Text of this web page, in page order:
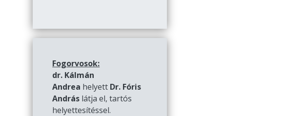
Fogorvosok:
dr. Kálmán
Andrea helyett Dr. Fóris
András látja el, tartós
helyettesítéssel.